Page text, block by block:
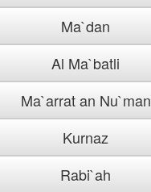
Ma`dan
Al Ma`batli
Ma`arrat an Nu`man
Kurnaz
Rabi`ah